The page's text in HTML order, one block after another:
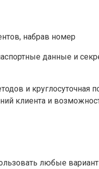
набрав номер
данные и
и круглосуточная
клиента и
любые